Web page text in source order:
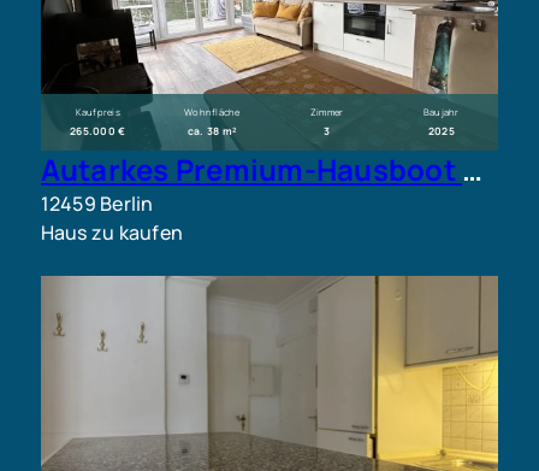
Kaufpreis
265.000 €
Wohnfläche
ca. 38 m²
Zimmer
3
Baujahr
2025
Autarkes Premium-Hausboot mit Liegeplatz in Berlin-Oberschöneweide
12459 Berlin
Haus zu kaufen